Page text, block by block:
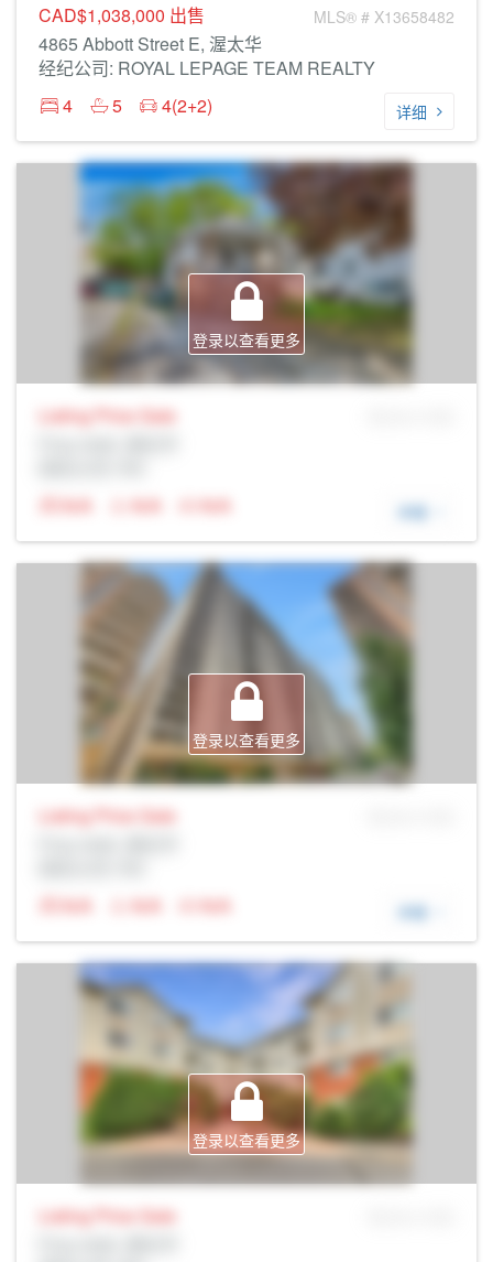
CAD$1,038,000 出售 MLS® # X13658482
4865 Abbott Street E, 渥太华
经纪公司: ROYAL LEPAGE TEAM REALTY
4
5 4(2+2) 详细
登录以查看更多
Listing Price Sale
N/A
N/A N/A 详细
登录以查看更多
Listing Price Sale
N/A
N/A N/A 详细
登录以查看更多
Listing Price Sale